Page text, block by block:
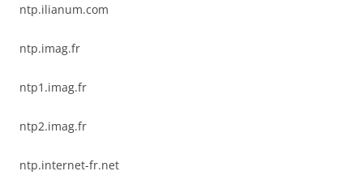
ntp.ilianum.com
ntp.imag.fr
ntp1.imag.fr
ntp2.imag.fr
ntp.internet-fr.net